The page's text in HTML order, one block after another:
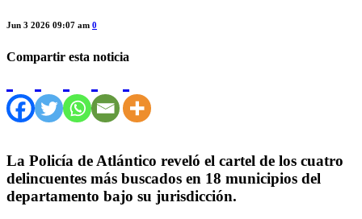
Jun 3 2026 09:07 am 0
Compartir esta noticia
La Policía de Atlántico reveló el cartel de los cuatro
delincuentes más buscados en 18 municipios del
departamento bajo su jurisdicción.